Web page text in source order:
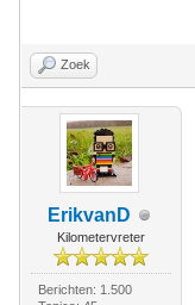
Zoek
ErikvanD
Kilometervreter
Berichten: 1.500